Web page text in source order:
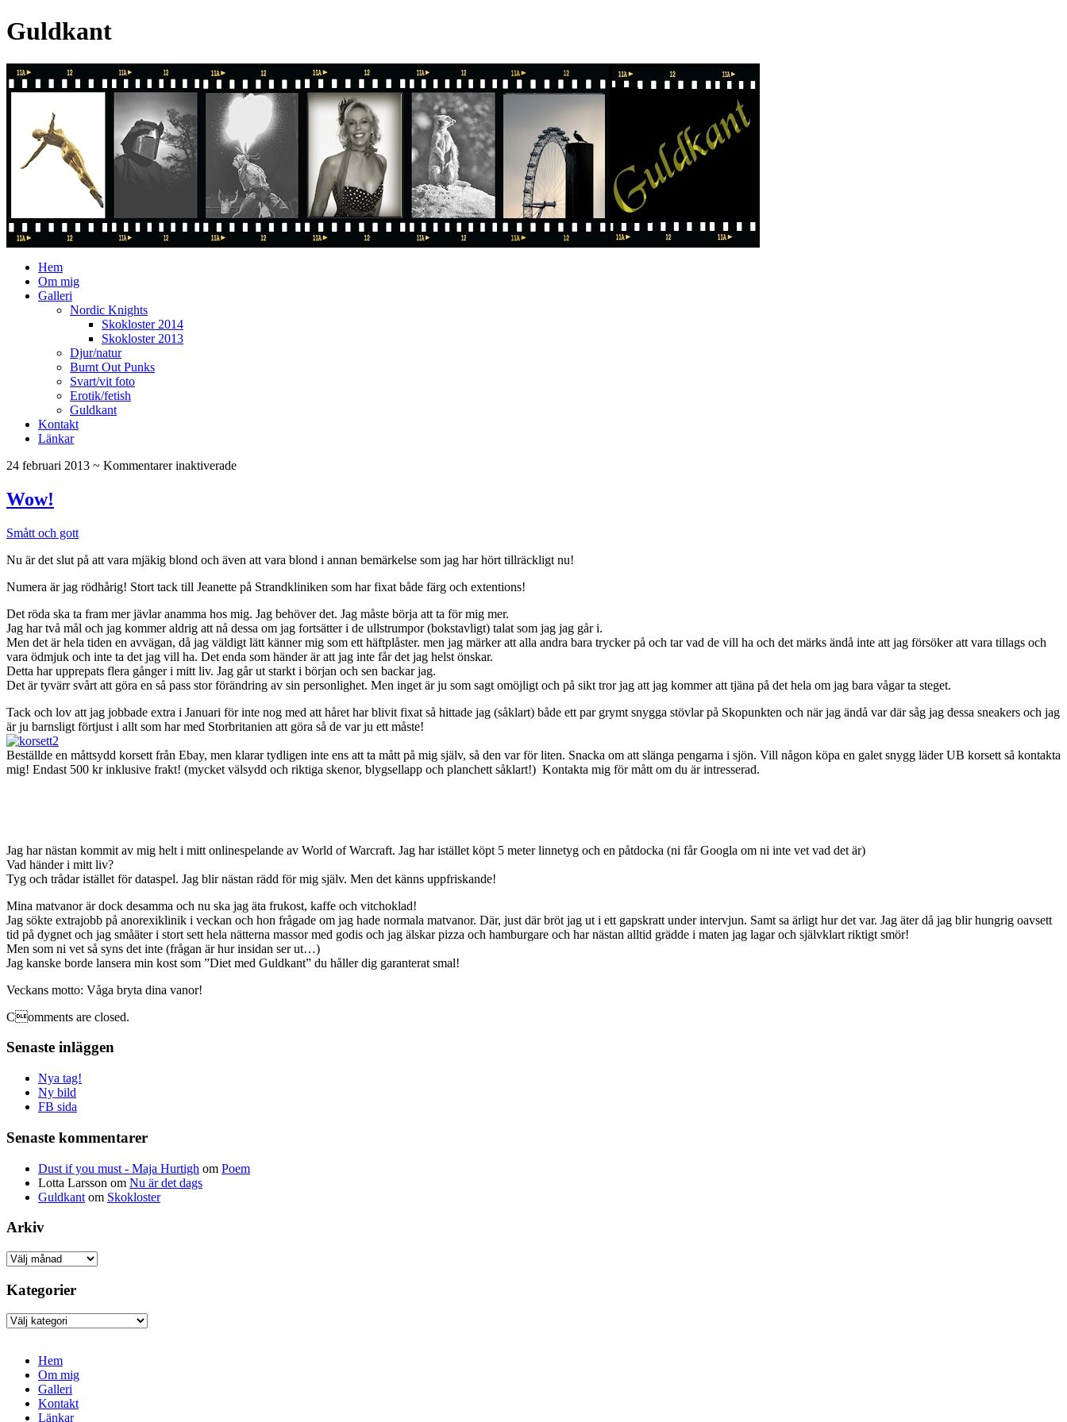
Guldkant
Hem
Om mig
Galleri
Nordic Knights
Skokloster 2014
Skokloster 2013
Djur/natur
Burnt Out Punks
Svart/vit foto
Erotik/fetish
Guldkant
Kontakt
Länkar
24 februari 2013 ~ Kommentarer inaktiveradeför
Wow!
Smått och gott
Nu är det slut på att vara mjäkig blond och även att vara blond i annan bemärkelse som jag har hört tillräckligt nu!
Numera är jag rödhårig! Stort tack till Jeanette på Strandkliniken som har fixat både färg och extentions!
Det röda ska ta fram mer jävlar anamma hos mig. Jag behöver det. Jag måste börja att ta för mig mer.
Jag har två mål och jag kommer aldrig att nå dessa om jag fortsätter i de ullstrumpor (bokstavligt) talat som jag jag går i.
Men det är hela tiden en avvägan, då jag väldigt lätt känner mig som ett häftplåster. men jag märker att alla andra bara trycker på och tar vad de vill ha och det märks ändå inte att jag försöker att vara tillags och
vara ödmjuk och inte ta det jag vill ha. Det enda som händer är att jag inte får det jag helst önskar.
Detta har upprepats flera gånger i mitt liv. Jag går ut starkt i början och sen backar jag.
Det är tyvärr svårt att göra en så pass stor förändring av sin personlighet. Men inget är ju som sagt omöjligt och på sikt tror jag att jag kommer att tjäna på det hela om jag bara vågar ta steget.
Tack och lov att jag jobbade extra i Januari för inte nog med att håret har blivit fixat så hittade jag (såklart) både ett par grymt snygga stövlar på Skopunkten och när jag ändå var där såg jag dessa sneakers och jag
är ju barnsligt förtjust i allt som har med Storbritanien att göra så de var ju ett måste!
Beställde en måttsydd korsett från Ebay, men klarar tydligen inte ens att ta mått på mig själv, så den var för liten. Snacka om att slänga pengarna i sjön. Vill någon köpa en galet snygg läder UB korsett så kontakta
mig! Endast 500 kr inklusive frakt! (mycket välsydd och riktiga skenor, blygsellapp och planchett såklart!) Kontakta mig för mått om du är intresserad.
Jag har nästan kommit av mig helt i mitt onlinespelande av World of Warcraft. Jag har istället köpt 5 meter linnetyg och en påtdocka (ni får Googla om ni inte vet vad det är)
Vad händer i mitt liv?
Tyg och trådar istället för dataspel. Jag blir nästan rädd för mig själv. Men det känns uppfriskande!
Mina matvanor är dock desamma och nu ska jag äta frukost, kaffe och vitchoklad!
Jag sökte extrajobb på anorexiklinik i veckan och hon frågade om jag hade normala matvanor. Där, just där bröt jag ut i ett gapskratt under intervjun. Samt sa ärligt hur det var. Jag äter då jag blir hungrig oavsett
tid på dygnet och jag småäter i stort sett hela nätterna massor med godis och jag älskar pizza och hamburgare och har nästan alltid grädde i maten jag lagar och självklart riktigt smör!
Men som ni vet så syns det inte (frågan är hur insidan ser ut…)
Jag kanske borde lansera min kost som ”Diet med Guldkant” du håller dig garanterat smal!
Veckans motto: Våga bryta dina vanor!
Comments are closed.
Senaste inläggen
Nya tag!
Ny bild
FB sida
Senaste kommentarer
Dust if you must - Maja Hurtigh om Poem
Lotta Larsson om Nu är det dags
Guldkant om Skokloster
Arkiv
Arkiv
Kategorier
Kategorier
Hem
Om mig
Galleri
Kontakt
Länkar